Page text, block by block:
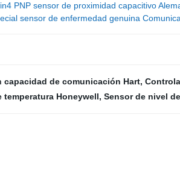
PNP sensor de proximidad capacitivo
sensor de enfermedad genuina
capacidad de comunicación Hart,
temperatura Honeywell, Sensor de nivel